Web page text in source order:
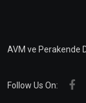
AVM ve Perakende
Follow Us On: